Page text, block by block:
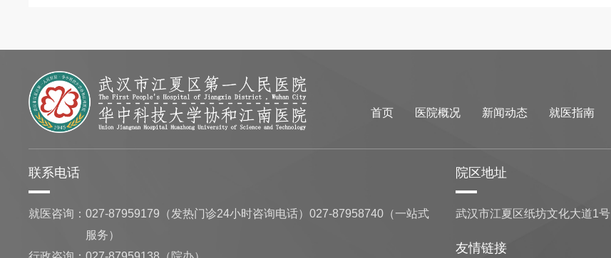
首页 医院概况 新闻动态 就医指南
联系电话
就医咨询：027-87959179（发热门诊24小时咨询电话）027-87958740（一站式
服务）
院区地址
武汉市江夏区纸坊文化大道1号
友情链接